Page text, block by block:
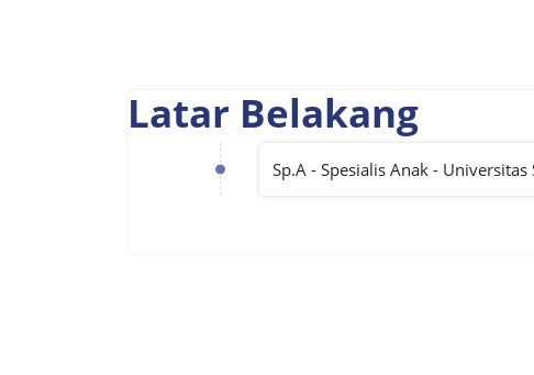
Latar Belakang
Sp.A - Spesialis Anak - Universitas